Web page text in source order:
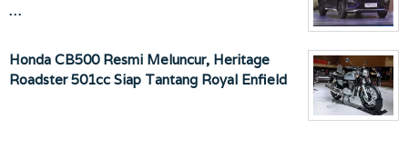
…
Honda CB500 Resmi Meluncur, Heritage
Roadster 501cc Siap Tantang Royal Enfield